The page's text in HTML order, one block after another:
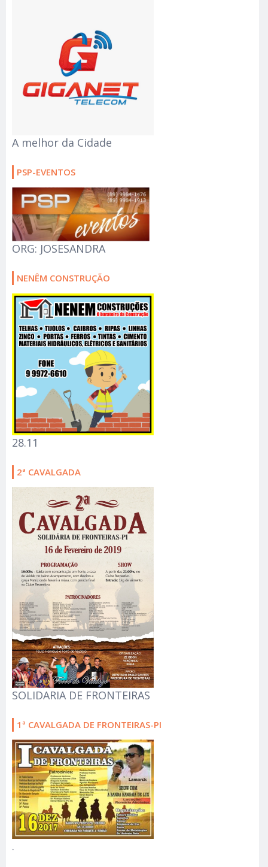
A melhor da Cidade
PSP-EVENTOS
ORG: JOSESANDRA
NENÊM CONSTRUÇÃO
28.11
2ª CAVALGADA
SOLIDARIA DE FRONTEIRAS
1ª CAVALGADA DE FRONTEIRAS-PI
.